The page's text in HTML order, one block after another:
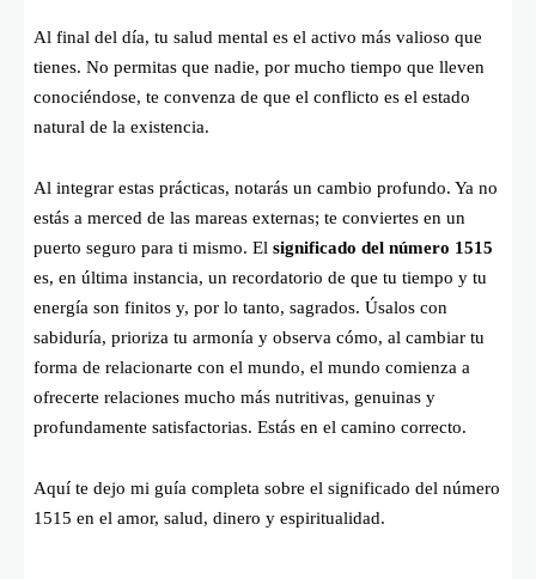
Al final del día, tu salud mental es el activo más valioso que
tienes. No permitas que nadie, por mucho tiempo que lleven
conociéndose, te convenza de que el conflicto es el estado
natural de la existencia.
Al integrar estas prácticas, notarás un cambio profundo. Ya no
estás a merced de las mareas externas; te conviertes en un
puerto seguro para ti mismo. El significado del número 1515
es, en última instancia, un recordatorio de que tu tiempo y tu
energía son finitos y, por lo tanto, sagrados. Úsalos con
sabiduría, prioriza tu armonía y observa cómo, al cambiar tu
forma de relacionarte con el mundo, el mundo comienza a
ofrecerte relaciones mucho más nutritivas, genuinas y
profundamente satisfactorias. Estás en el camino correcto.
Aquí te dejo mi guía completa sobre el significado del número
1515 en el amor, salud, dinero y espiritualidad.